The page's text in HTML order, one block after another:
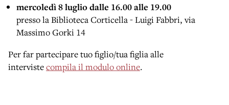
mercoledì 8 luglio dalle 16.00 alle 19.00
presso la Biblioteca Corticella - Luigi Fabbri, via
Massimo Gorki 14
Per far partecipare tuo figlio/tua figlia alle
intervistecompila il modulo online.